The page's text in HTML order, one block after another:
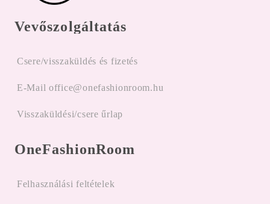
Vevőszolgáltatás
Csere/visszaküldés és fizetés
E-Mail office@onefashionroom.hu
Visszaküldési/csere űrlap
OneFashionRoom
Felhasználási feltételek